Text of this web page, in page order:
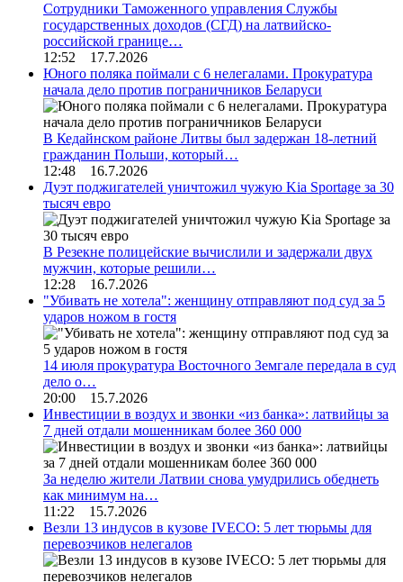
Сотрудники Таможенного управления Службы
государственных доходов (СГД) на латвийско-
российской границе…
12:52 17.7.2026
Юного поляка поймали с 6 нелегалами. Прокуратура
начала дело против пограничников Беларуси
В Кедайнском районе Литвы был задержан 18-летний
гражданин Польши, который…
12:48 16.7.2026
Дуэт поджигателей уничтожил чужую Kia Sportage за 30
тысяч евро
В Резекне полицейские вычислили и задержали двух
мужчин, которые решили…
12:28 16.7.2026
"Убивать не хотела": женщину отправляют под суд за 5
ударов ножом в гостя
14 июля прокуратура Восточного Земгале передала в суд
дело о…
20:00 15.7.2026
Инвестиции в воздух и звонки «из банка»: латвийцы за
7 дней отдали мошенникам более 360 000
За неделю жители Латвии снова умудрились обеднеть
как минимум на…
11:22 15.7.2026
Везли 13 индусов в кузове IVECO: 5 лет тюрьмы для
перевозчиков нелегалов